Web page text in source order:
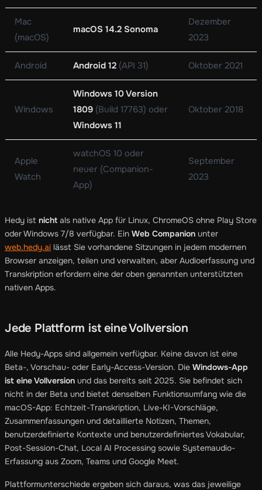
Mac
(macOS)
macOS 14.2 Sonoma
Dezember
2023
Android Android 12 (API 31) Oktober 2021
Windows
Windows 10 Version
1809 (Build 17763) oder
Windows 11
Oktober 2018
Apple
Watch
watchOS 10 oder
neuer (Companion-
App)
September
2023
Hedy ist nicht als native App für Linux, ChromeOS ohne Play Store
oder Windows 7/8 verfügbar. Ein Web Companion unter
web.hedy.ai lässt Sie vorhandene Sitzungen in jedem modernen
Browser anzeigen, teilen und verwalten, aber Audioerfassung und
Transkription erfordern eine der oben genannten unterstützten
nativen Apps.
Jede Plattform ist eine Vollversion
Alle Hedy-Apps sind allgemein verfügbar. Keine davon ist eine
Beta-, Vorschau- oder Early-Access-Version. Die Windows-App
ist eine Vollversion und das bereits seit 2025. Sie befindet sich
nicht in der Beta und bietet denselben Funktionsumfang wie die
macOS-App: Echtzeit-Transkription, Live-KI-Vorschläge,
Zusammenfassungen und detaillierte Notizen, Themen,
benutzerdefinierte Kontexte und benutzerdefiniertes Vokabular,
Post-Session-Chat, Local AI Processing sowie Systemaudio-
Erfassung aus Zoom, Teams und Google Meet.
Plattformunterschiede ergeben sich daraus, was das jeweilige